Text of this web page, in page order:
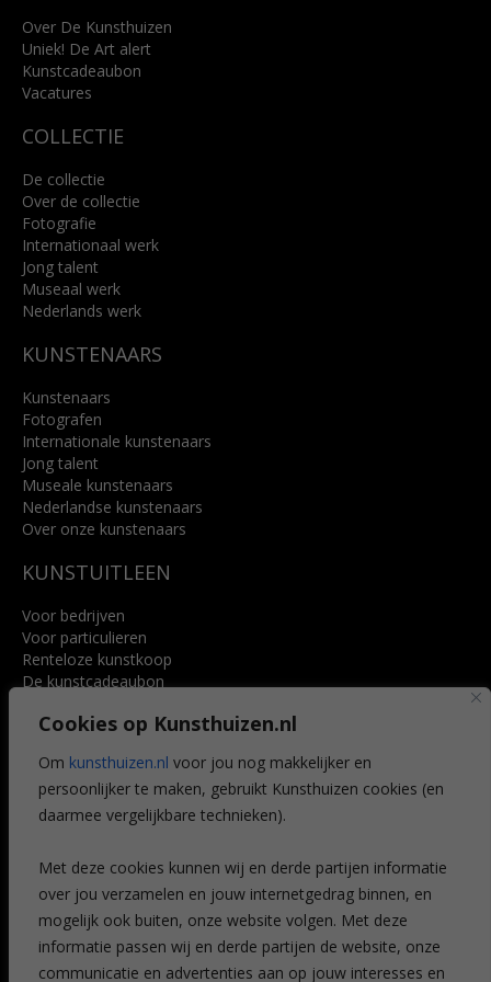
Cookies op Kunsthuizen.nl
Om kunsthuizen.nl voor jou nog makkelijker en
persoonlijker te maken, gebruikt Kunsthuizen cookies (en
daarmee vergelijkbare technieken).
Met deze cookies kunnen wij en derde partijen informatie
over jou verzamelen en jouw internetgedrag binnen, en
mogelijk ook buiten, onze website volgen. Met deze
informatie passen wij en derde partijen de website, onze
communicatie en advertenties aan op jouw interesses en
info@kunsthuisbreda.nl
Lees meer
Over De Kunsthuizen
Uniek! De Art alert
Kunstcadeaubon
Vacatures
COLLECTIE
De collectie
Over de collectie
Fotografie
Internationaal werk
Jong talent
Museaal werk
Nederlands werk
KUNSTENAARS
Kunstenaars
Fotografen
Internationale kunstenaars
Jong talent
Museale kunstenaars
Nederlandse kunstenaars
Over onze kunstenaars
KUNSTUITLEEN
Voor bedrijven
Voor particulieren
Renteloze kunstkoop
De kunstcadeaubon
Voordelen
Veelgestelde vragen
CONTACT
Leiden
Amsterdam
Breda
Favorieten
Mijn art alert